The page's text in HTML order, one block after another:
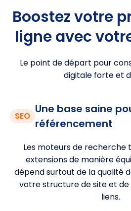
Boostez votre
ligne avec
Le point de départ pour
digitale forte et
SEO
Une base saine
référencement
Les moteurs de
extensions de manière
dépend surtout de la qualité
votre structure de site et
liens.